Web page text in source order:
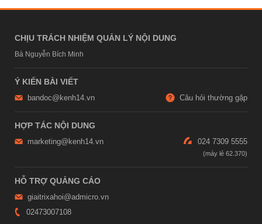
CHỊU TRÁCH NHIỆM QUẢN LÝ NỘI DUNG
Bà Nguyễn Bích Minh
Ý KIẾN BÀI VIẾT
bandoc@kenh14.vn Câu hỏi thường gặp
HỢP TÁC NỘI DUNG
marketing@kenh14.vn 024 7309 5555
HỖ TRỢ QUẢNG CÁO
giaitrixahoi@admicro.vn
02473007108